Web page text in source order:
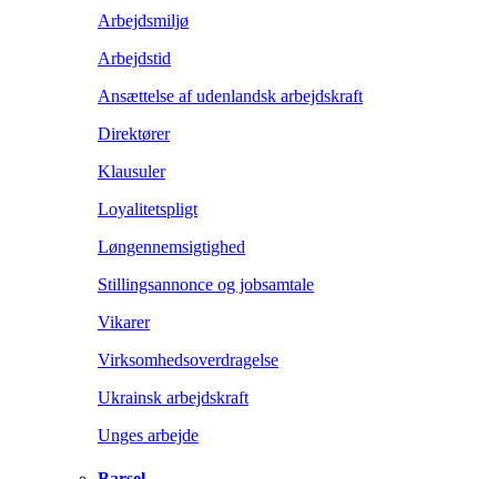
Arbejdsmiljø
Arbejdstid
Ansættelse af udenlandsk arbejdskraft
Direktører
Klausuler
Loyalitetspligt
Løngennemsigtighed
Stillingsannonce og jobsamtale
Vikarer
Virksomhedsoverdragelse
Ukrainsk arbejdskraft
Unges arbejde